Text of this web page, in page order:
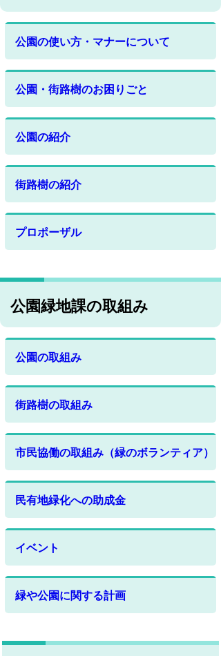
公園の使い方・マナーについて
公園・街路樹のお困りごと
公園の紹介
街路樹の紹介
プロポーザル
公園緑地課の取組み
公園の取組み
街路樹の取組み
市民協働の取組み（緑のボランティア）
民有地緑化への助成金
イベント
緑や公園に関する計画